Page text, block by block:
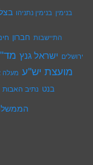
בנימין בנימין נתניהו
התיישבות חברון
ירושלים ישראל גנץ
מועצת יש''ע מעלה
בנט נתיב האבות